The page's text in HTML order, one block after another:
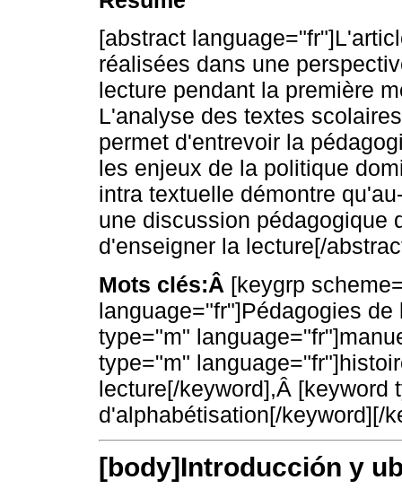
[abstract
réalisées dans une
lecture pendant la première
L'analyse des textes
permet d'entrevoir la
les enjeux de la politique
intra textuelle démontre
une discussion pédagogique
d'enseigner la lecture[/
Mots clés:Â [keygrp
language="fr"]Pédagogies
type="m"
type="m"
lecture[/keyword],Â [keyword
d'alphabétisation[/keyword][/
[body]Introducción y